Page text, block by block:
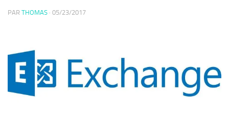
PAR THOMAS · 05/23/2017